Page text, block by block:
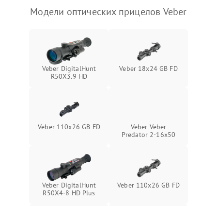
Модели оптических прицелов Veber
Veber DigitalHunt
R50X3.9 HD
Veber 18x24 GB FD
Veber 110x26 GB FD
Veber Veber
Predator 2-16x50
Veber DigitalHunt
R50X4-8 HD Plus
Veber 110х26 GB FD